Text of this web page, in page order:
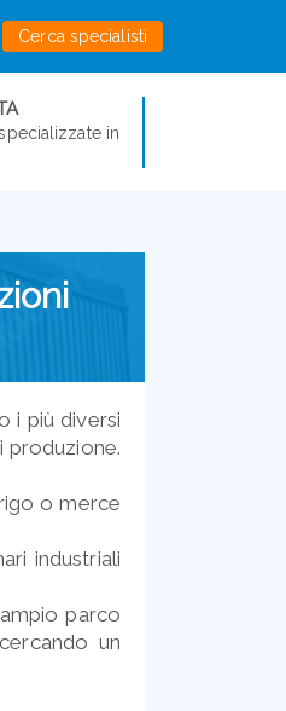
Cerca specialisti
in
i più diversi
produzione.
o merce
industriali
parco
un